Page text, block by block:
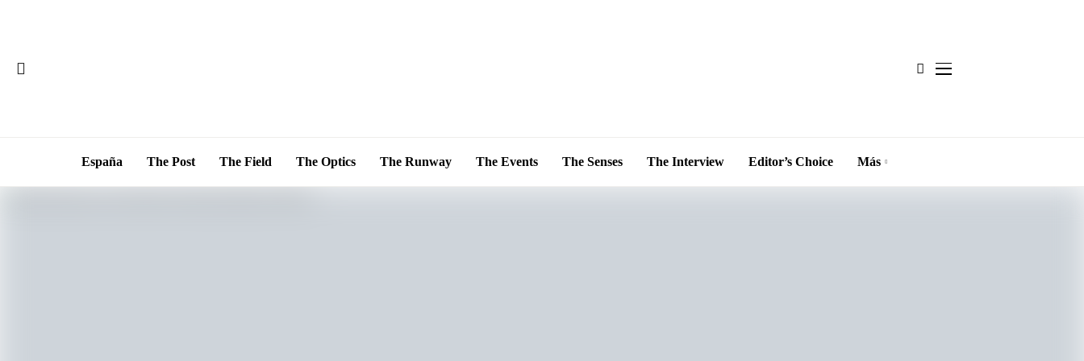
España The Post The Field The Optics The Runway The Events The Senses The Interview Editor’s Choice Más